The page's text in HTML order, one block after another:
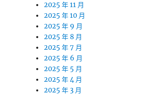
2025 年 11 月
2025 年 10 月
2025 年 9 月
2025 年 8 月
2025 年 7 月
2025 年 6 月
2025 年 5 月
2025 年 4 月
2025 年 3 月